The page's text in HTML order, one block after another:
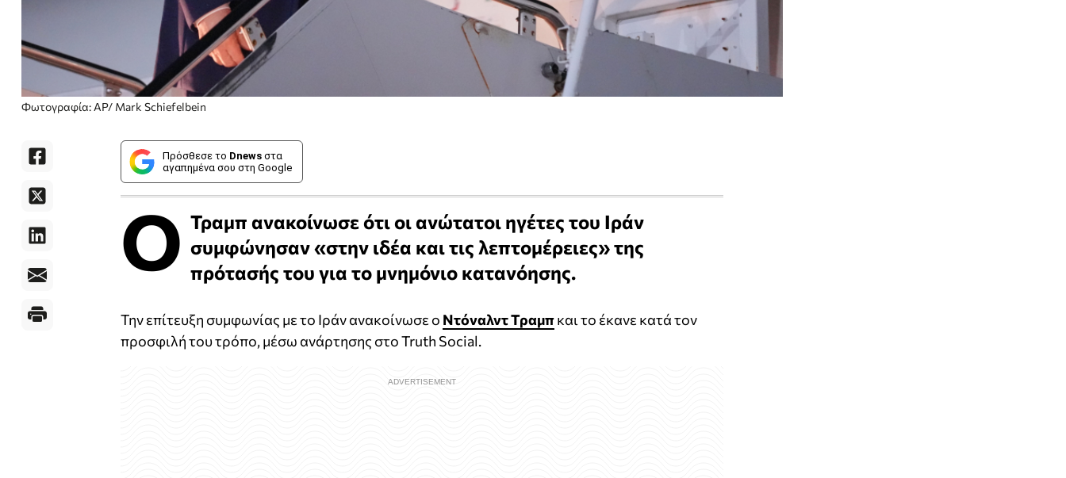
Φωτογραφία: AP/ Mark Schiefelbein
Πρόσθεσε το Dnews στα
αγαπημένα σου στη Google
Ο Τραμπ ανακοίνωσε ότι οι ανώτατοι ηγέτες του Ιράν
συμφώνησαν «στην ιδέα και τις λεπτομέρειες» της
πρότασής του για το μνημόνιο κατανόησης.
Την επίτευξη συμφωνίας με το Ιράν ανακοίνωσε ο Ντόναλντ Τραμπκαι το έκανε κατά τον
προσφιλή του τρόπο, μέσω ανάρτησης στο Truth Social.